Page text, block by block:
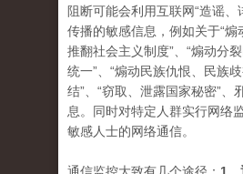
阻断可能会利用互联网“造谣、
传播的敏感信息，例如关于“煽
推翻社会主义制度”、“煽动分
统一”、“煽动民族仇恨、民族
结”、“窃取、泄露国家秘密”、
息。同时对特定人群实行网络
敏感人士的网络通信。